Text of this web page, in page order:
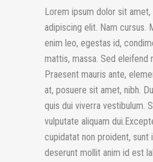
Lorem ipsum dolor sit
adipiscing elit. Nam cursus.
enim leo, egestas id,
mattis, massa. Sed eleifend
Praesent mauris ante,
at, posuere sit amet, nibh.
quis dui viverra vestibulum.
vulputate aliquam
cupidatat non proident, sunt
deserunt mollit anim id est